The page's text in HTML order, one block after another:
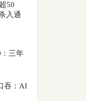
50
入通
三年
吞：AI